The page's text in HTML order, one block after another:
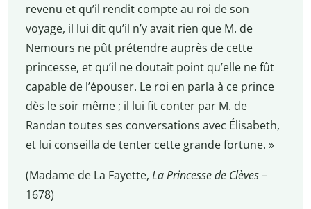
revenu et qu’il rendit compte au roi de son
voyage, il lui dit qu’il n’y avait rien que M. de
Nemours ne pût prétendre auprès de cette
princesse, et qu’il ne doutait point qu’elle ne fût
capable de l’épouser. Le roi en parla à ce prince
dès le soir même ; il lui fit conter par M. de
Randan toutes ses conversations avec Élisabeth,
et lui conseilla de tenter cette grande fortune. »
(Madame de La Fayette, La Princesse de Clèves–
1678)